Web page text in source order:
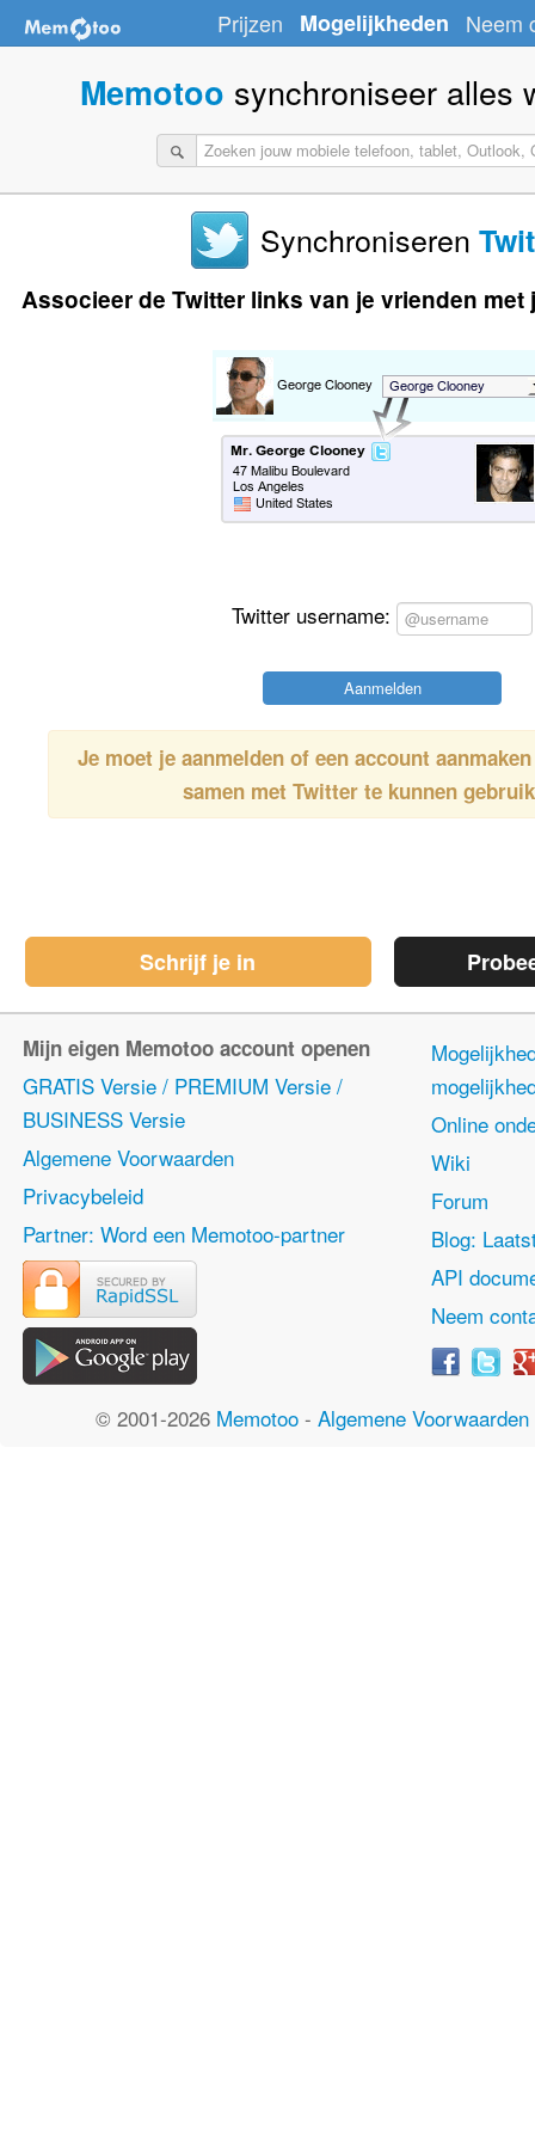
Prijzen Mogelijkheden Neem
Memotoo synchroniseer alles
Synchroniseren
Associeer de Twitter links van je vrienden
Twitter username:
Je moet je aanmelden of een account
samen met Twitterte kunnen
Schrijf je in
Mijn eigen Memotoo account openen
GRATIS Versie / PREMIUM Versie /
BUSINESS Versie
Algemene Voorwaarden
Privacybeleid
Partner: Word een Memotoo-partner
Online
Wiki
Forum
Blog:
API
Neem
© 2001-2026 Memotoo - Algemene Voorwaarden